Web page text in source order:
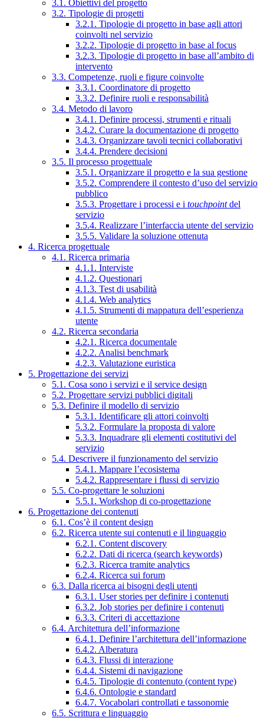
3.1. Obiettivi del progetto
3.2. Tipologie di progetti
3.2.1. Tipologie di progetto in base agli attori
coinvolti nel servizio
3.2.2. Tipologie di progetto in base al focus
3.2.3. Tipologie di progetto in base all’ambito di
intervento
3.3. Competenze, ruoli e figure coinvolte
3.3.1. Coordinatore di progetto
3.3.2. Definire ruoli e responsabilità
3.4. Metodo di lavoro
3.4.1. Definire processi, strumenti e rituali
3.4.2. Curare la documentazione di progetto
3.4.3. Organizzare tavoli tecnici collaborativi
3.4.4. Prendere decisioni
3.5. Il processo progettuale
3.5.1. Organizzare il progetto e la sua gestione
3.5.2. Comprendere il contesto d’uso del servizio
pubblico
3.5.3. Progettare i processi e i touchpointdel
servizio
3.5.4. Realizzare l’interfaccia utente del servizio
3.5.5. Validare la soluzione ottenuta
4. Ricerca progettuale
4.1. Ricerca primaria
4.1.1. Interviste
4.1.2. Questionari
4.1.3. Test di usabilità
4.1.4. Web analytics
4.1.5. Strumenti di mappatura dell’esperienza
utente
4.2. Ricerca secondaria
4.2.1. Ricerca documentale
4.2.2. Analisi benchmark
4.2.3. Valutazione euristica
5. Progettazione dei servizi
5.1. Cosa sono i servizi e il service design
5.2. Progettare servizi pubblici digitali
5.3. Definire il modello di servizio
5.3.1. Identificare gli attori coinvolti
5.3.2. Formulare la proposta di valore
5.3.3. Inquadrare gli elementi costitutivi del
servizio
5.4. Descrivere il funzionamento del servizio
5.4.1. Mappare l’ecosistema
5.4.2. Rappresentare i flussi di servizio
5.5. Co-progettare le soluzioni
5.5.1. Workshop di co-progettazione
6. Progettazione dei contenuti
6.1. Cos’è il content design
6.2. Ricerca utente sui contenuti e il linguaggio
6.2.1. Content discovery
6.2.2. Dati di ricerca (search keywords)
6.2.3. Ricerca tramite analytics
6.2.4. Ricerca sui forum
6.3. Dalla ricerca ai bisogni degli utenti
6.3.1. User stories per definire i contenuti
6.3.2. Job stories per definire i contenuti
6.3.3. Criteri di accettazione
6.4. Architettura dell’informazione
6.4.1. Definire l’architettura dell’informazione
6.4.2. Alberatura
6.4.3. Flussi di interazione
6.4.4. Sistemi di navigazione
6.4.5. Tipologie di contenuto (content type)
6.4.6. Ontologie e standard
6.4.7. Vocabolari controllati e tassonomie
6.5. Scrittura e linguaggio